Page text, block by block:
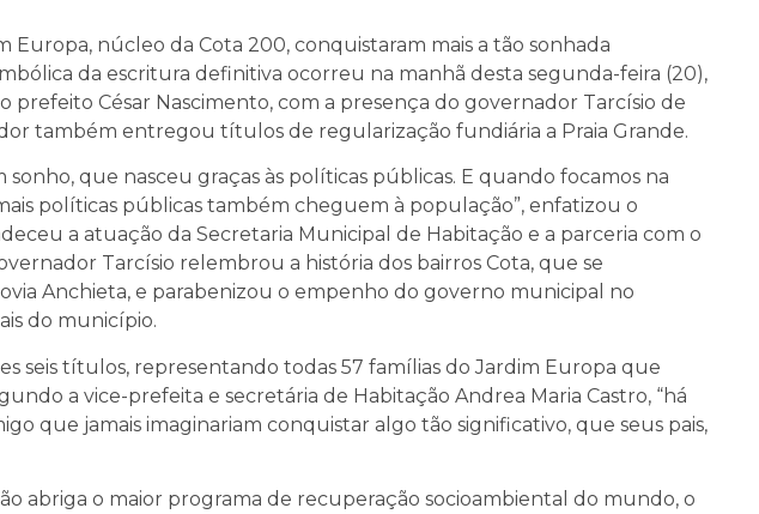
Europa, núcleo da Cota 200, conquistaram mais a tão sonhada
da escritura definitiva ocorreu na manhã desta segunda-feira (20),
César Nascimento, com a presença do governador Tarcísio de
também entregou títulos de regularização fundiária a Praia Grande.
sonho, que nasceu graças às políticas públicas. E quando focamos na
políticas públicas também cheguem à população”, enfatizou o
a atuação da Secretaria Municipal de Habitação e a parceria com o
Tarcísio relembrou a história dos bairros Cota, que se
Anchieta, e parabenizou o empenho do governo municipal no
do município.
seis títulos, representando todas 57 famílias do Jardim Europa que
a vice-prefeita e secretária de Habitação Andrea Maria Castro, “há
que jamais imaginariam conquistar algo tão significativo, que seus pais,
abriga o maior programa de recuperação socioambiental do mundo, o